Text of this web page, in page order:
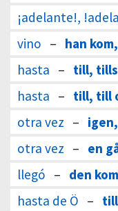
¡adelante!,
vino – han
hasta – till, tills
hasta – till, till
otra vez –
otra vez – en
llegó – den
hasta de Ö –